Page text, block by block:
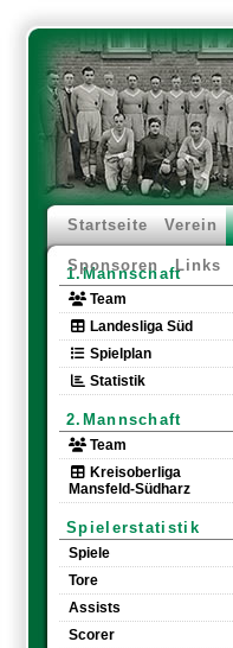
Startseite Verein
Sponsoren Links
1.Mannschaft
Team
Landesliga Süd
Spielplan
Statistik
2.Mannschaft
Team
Kreisoberliga
Mansfeld-Südharz
Spielerstatistik
Spiele
Tore
Assists
Scorer